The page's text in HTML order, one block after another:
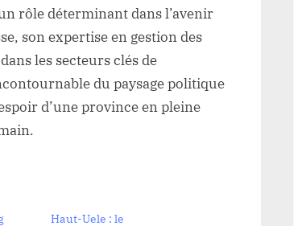
rôle déterminant dans l’avenir
son expertise en gestion des
les secteurs clés de
du paysage politique
d’une province en pleine
Haut-Uele : le